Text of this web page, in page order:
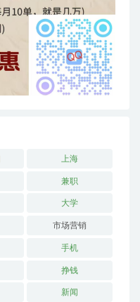
上海
兼职
大学
市场营销
手机
挣钱
新闻